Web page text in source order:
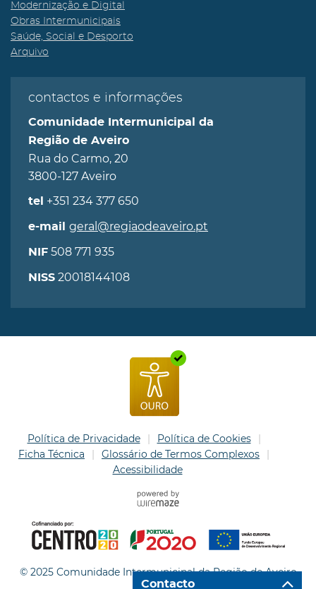
Modernização e Digital
Obras Intermunicipais
Saúde, Social e Desporto
Arquivo
contactos e informações
Comunidade Intermunicipal da
Região de Aveiro
Rua do Carmo, 20
3800-127 Aveiro
tel +351 234 377 650
e-mail geral@regiaodeaveiro.pt
NIF 508 771 935
NISS 20018144108
Política de Privacidade
Política de Cookies
Ficha Técnica
Glossário de Termos Complexos
Acessibilidade
© 2025 Comunidade Intermunicipal da Região de Aveiro
Contacto